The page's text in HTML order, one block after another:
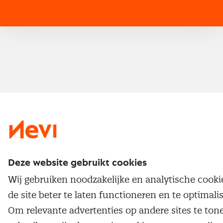
Deze website gebruikt cookies
Wij gebruiken noodzakelijke en analytische
de site beter te laten functioneren en te
Om relevante advertenties op andere sites te